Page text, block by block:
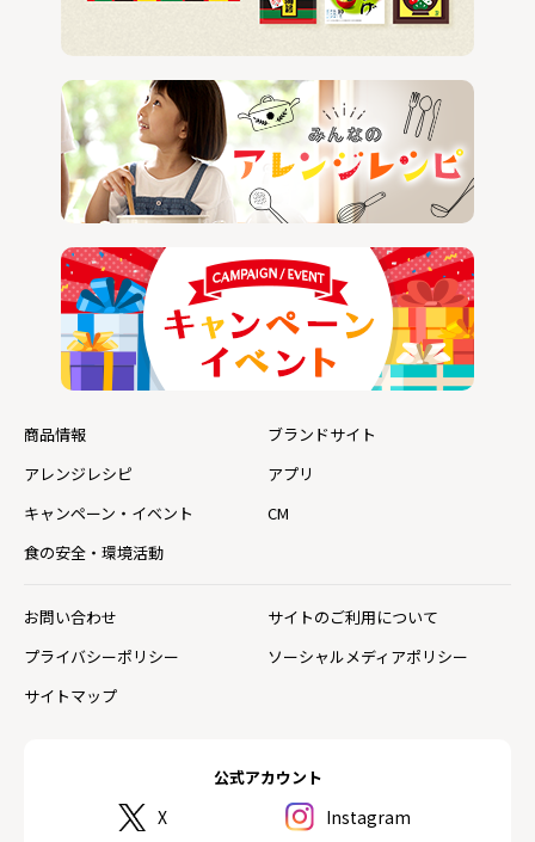
公式アカウント
X Instagram
商品情報
ブランドサイト
アレンジレシピ
アプリ
キャンペーン・イベント
CM
食の安全・環境活動
お問い合わせ
サイトのご利用について
プライバシーポリシー
ソーシャルメディアポリシー
サイトマップ